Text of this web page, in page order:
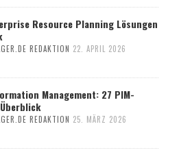
Resource Planning Lösungen
REDAKTION 22. APRIL 2026
Management: 27 PIM-
REDAKTION 25. MÄRZ 2026